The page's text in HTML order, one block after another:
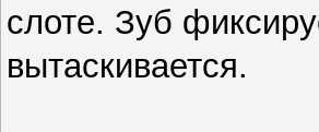
слоте. Зуб
вытаскивается.